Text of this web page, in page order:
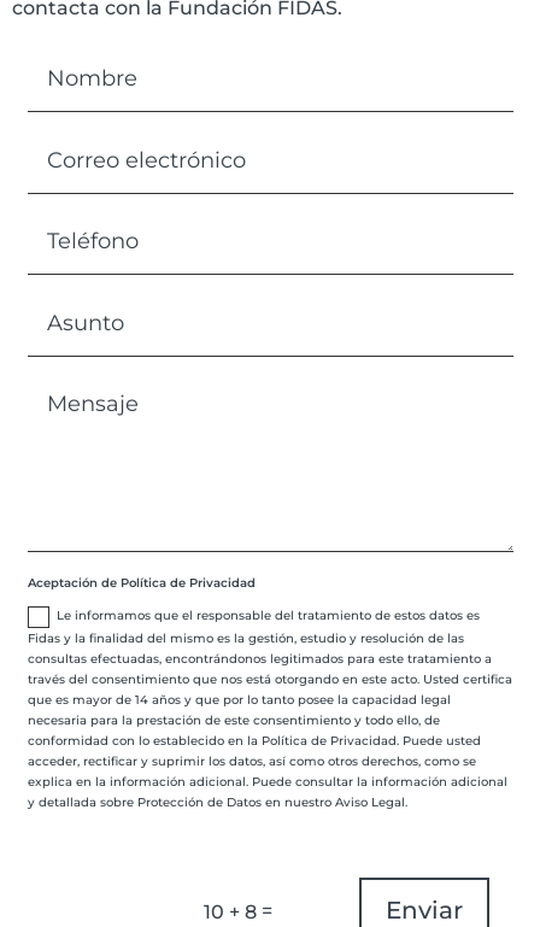
contacta con la Fundación FIDAS.
Aceptación de Política de Privacidad
Le informamos que el responsable del tratamiento de estos datos es
Fidas y la finalidad del mismo es la gestión, estudio y resolución de las
consultas efectuadas, encontrándonos legitimados para este tratamiento a
través del consentimiento que nos está otorgando en este acto. Usted certifica
que es mayor de 14 años y que por lo tanto posee la capacidad legal
necesaria para la prestación de este consentimiento y todo ello, de
conformidad con lo establecido en la Política de Privacidad. Puede usted
acceder, rectificar y suprimir los datos, así como otros derechos, como se
explica en la información adicional. Puede consultar la información adicional
y detallada sobre Protección de Datos en nuestro Aviso Legal.
10 + 8= Enviar